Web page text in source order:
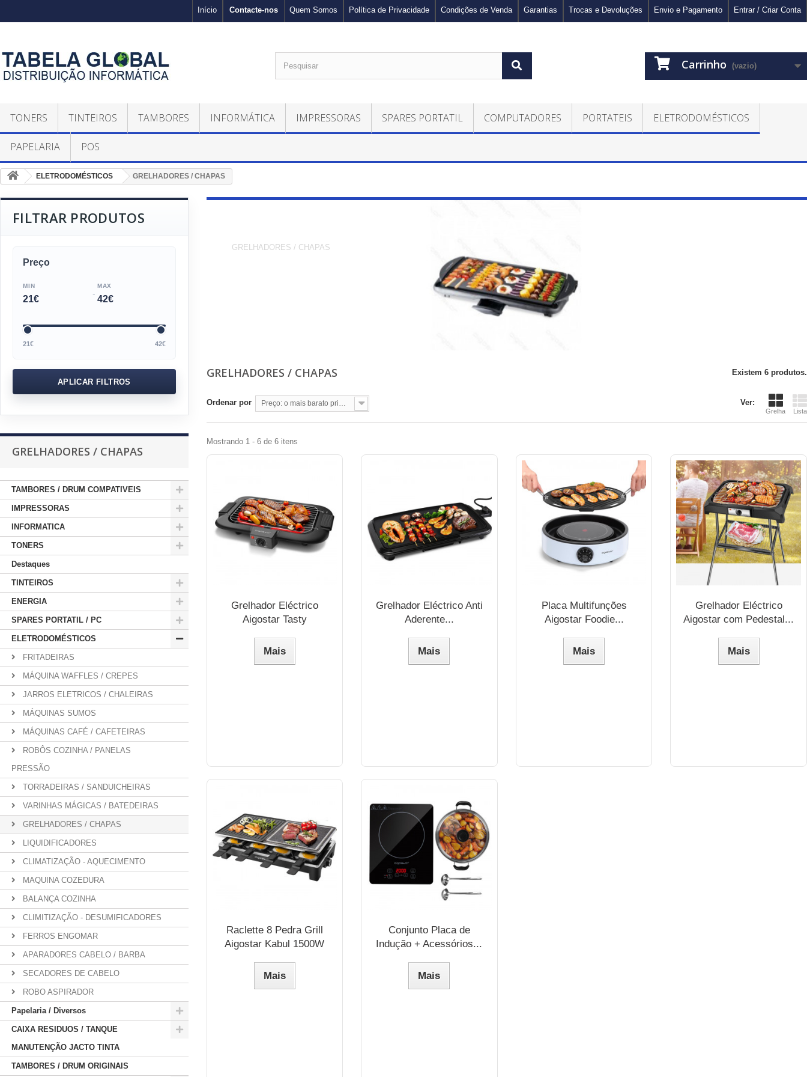
Entrar / Criar Conta
Envio e Pagamento
Trocas e Devoluções
Garantias
Condições de Venda
Política de Privacidade
Quem Somos
Contacte-nos
Início
Carrinho (vazio)
TONERS TINTEIROS TAMBORES INFORMÁTICA IMPRESSORAS SPARES PORTATIL COMPUTADORES PORTATEIS ELETRODOMÉSTICOS
PAPELARIA POS
ELETRODOMÉSTICOS GRELHADORES / CHAPAS
FILTRAR PRODUTOS
Preço
MIN
-
MAX
21€ 42€
APLICAR FILTROS
GRELHADORES / CHAPAS
TAMBORES / DRUM COMPATIVEIS
IMPRESSORAS
INFORMATICA
TONERS
Destaques
TINTEIROS
ENERGIA
SPARES PORTATIL / PC
ELETRODOMÉSTICOS
FRITADEIRAS
MÁQUINA WAFFLES / CREPES
JARROS ELETRICOS / CHALEIRAS
MÁQUINAS SUMOS
MÁQUINAS CAFÉ / CAFETEIRAS
ROBÔS COZINHA / PANELAS
PRESSÃO
TORRADEIRAS / SANDUICHEIRAS
VARINHAS MÁGICAS / BATEDEIRAS
GRELHADORES / CHAPAS
LIQUIDIFICADORES
CLIMATIZAÇÃO - AQUECIMENTO
MAQUINA COZEDURA
BALANÇA COZINHA
CLIMITIZAÇÃO - DESUMIFICADORES
FERROS ENGOMAR
APARADORES CABELO / BARBA
SECADORES DE CABELO
ROBO ASPIRADOR
Papelaria / Diversos
CAIXA RESIDUOS / TANQUE
MANUTENÇÃO JACTO TINTA
TAMBORES / DRUM ORIGINAIS
GRELHADORES / CHAPAS
GRELHADORES / CHAPAS Existem 6 produtos.
Ver:
Grelha Lista
Ordenar por Preço: o mais barato primeiro
Mostrando 1 - 6 de 6 itens
Grelhador Eléctrico
Aigostar Tasty
Mais
Grelhador Eléctrico Anti
Aderente...
Mais
Placa Multifunções
Aigostar Foodie...
Mais
Grelhador Eléctrico
Aigostar com Pedestal...
Mais
Raclette 8 Pedra Grill
Aigostar Kabul 1500W
Mais
Conjunto Placa de
Indução + Acessórios...
Mais